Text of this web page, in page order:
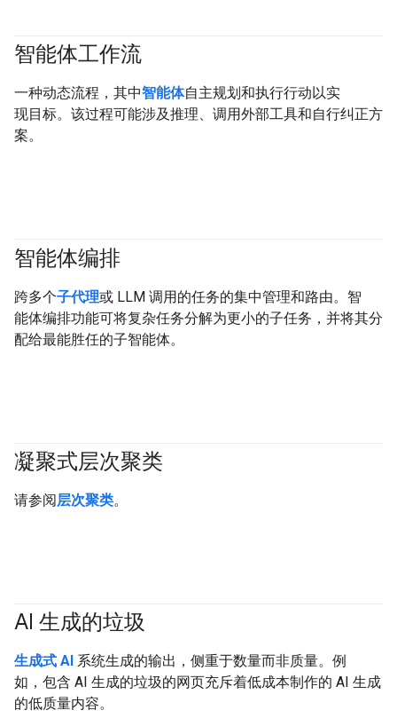
智能体工作流
一种动态流程，其中智能体自主规划和执行行动以实
现目标。该过程可能涉及推理、调用外部工具和自行纠正方
案。
智能体编排
跨多个子代理或 LLM 调用的任务的集中管理和路由。智
能体编排功能可将复杂任务分解为更小的子任务，并将其分
配给最能胜任的子智能体。
凝聚式层次聚类
请参阅层次聚类。
AI 生成的垃圾
生成式 AI 系统生成的输出，侧重于数量而非质量。例
如，包含 AI 生成的垃圾的网页充斥着低成本制作的 AI 生成
的低质量内容。